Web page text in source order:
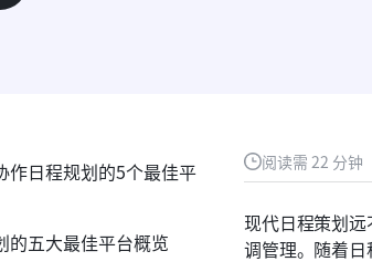
阅读需 22 分钟
现代日程策划
调管理。随着
作日程规划的5个最佳平
的五大最佳平台概览